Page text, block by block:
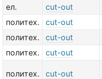
ел.
cut-out
политех.
cut-out
политех.
cut-out
политех.
cut-out
политех. cut-out